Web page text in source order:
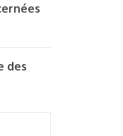
des